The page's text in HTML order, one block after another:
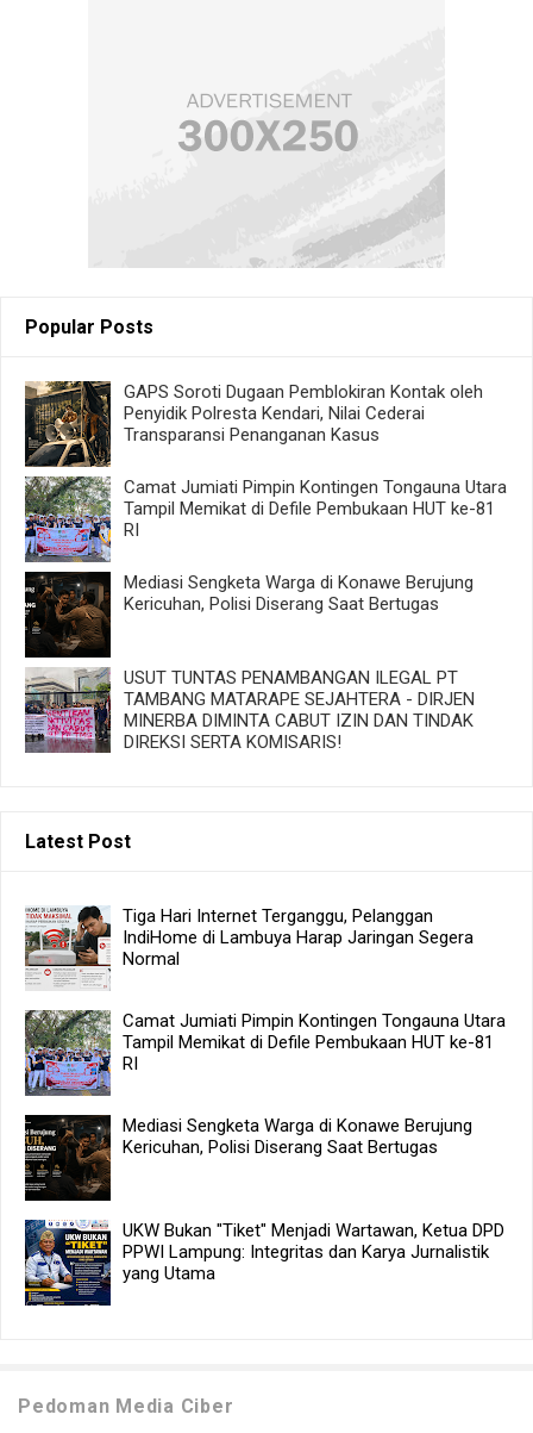
Popular Posts
GAPS Soroti Dugaan Pemblokiran Kontak oleh
Penyidik Polresta Kendari, Nilai Cederai
Transparansi Penanganan Kasus
Camat Jumiati Pimpin Kontingen Tongauna Utara
Tampil Memikat di Defile Pembukaan HUT ke-81
RI
Mediasi Sengketa Warga di Konawe Berujung
Kericuhan, Polisi Diserang Saat Bertugas
USUT TUNTAS PENAMBANGAN ILEGAL PT
TAMBANG MATARAPE SEJAHTERA - DIRJEN
MINERBA DIMINTA CABUT IZIN DAN TINDAK
DIREKSI SERTA KOMISARIS!
Latest Post
Tiga Hari Internet Terganggu, Pelanggan
IndiHome di Lambuya Harap Jaringan Segera
Normal
Camat Jumiati Pimpin Kontingen Tongauna Utara
Tampil Memikat di Defile Pembukaan HUT ke-81
RI
Mediasi Sengketa Warga di Konawe Berujung
Kericuhan, Polisi Diserang Saat Bertugas
UKW Bukan "Tiket" Menjadi Wartawan, Ketua DPD
PPWI Lampung: Integritas dan Karya Jurnalistik
yang Utama
Pedoman Media Ciber